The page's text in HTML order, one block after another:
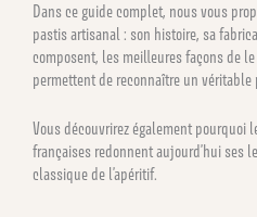
Dans ce guide complet, nous vous
pastis artisanal : son histoire, sa
composent, les meilleures façons de
permettent de reconnaître un
Vous découvrirez également pourquoi
françaises redonnent aujourd’hui ses
classique de l’apéritif.